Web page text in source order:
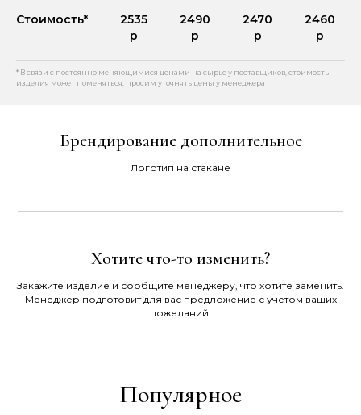
Стоимость*
2535
р
2490
р
2470
р
2460
р
* В связи с постоянно меняющимися ценами на сырье у поставщиков, стоимость
изделия может поменяться, просим уточнять цены у менеджера
Брендирование дополнительное
Логотип на стакане
Хотите что-то изменить?
Закажите изделие и сообщите менеджеру, что хотите заменить.
Менеджер подготовит для вас предложение с учетом ваших
пожеланий.
Популярное